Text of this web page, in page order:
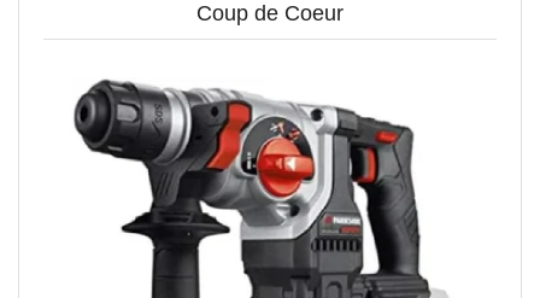
Coup de Coeur